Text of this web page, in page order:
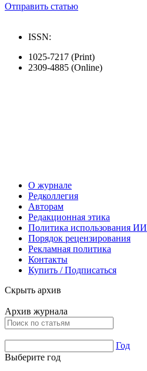
Отправить статью
ISSN:
1025-7217 (Print)
2309-4885 (Online)
О журнале
Редколлегия
Авторам
Редакционная этика
Политика использования ИИ
Порядок рецензирования
Рекламная политика
Контакты
Купить / Подписаться
Скрыть архив
Архив журнала
Год
Выберите год